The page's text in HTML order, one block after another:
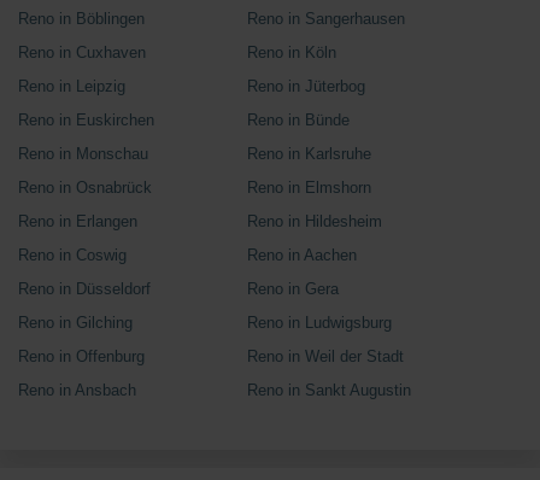
Reno in Böblingen
Reno in Sangerhausen
Reno in Cuxhaven
Reno in Köln
Reno in Leipzig
Reno in Jüterbog
Reno in Euskirchen
Reno in Bünde
Reno in Monschau
Reno in Karlsruhe
Reno in Osnabrück
Reno in Elmshorn
Reno in Erlangen
Reno in Hildesheim
Reno in Coswig
Reno in Aachen
Reno in Düsseldorf
Reno in Gera
Reno in Gilching
Reno in Ludwigsburg
Reno in Offenburg
Reno in Weil der Stadt
Reno in Ansbach
Reno in Sankt Augustin